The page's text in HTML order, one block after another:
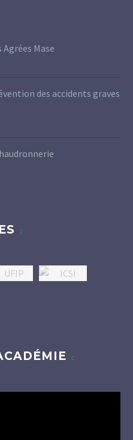
Mase
des accidents graves